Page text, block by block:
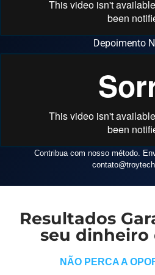
Depoimento
Contribua com nosso método.
contato
Resultados
seu dinheiro
NÃO PERCA A